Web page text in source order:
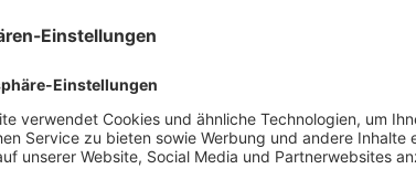
Beipackzettel und Verpackung